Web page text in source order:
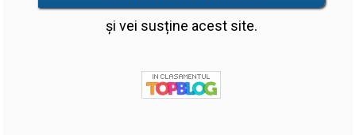
și vei susține acest site.